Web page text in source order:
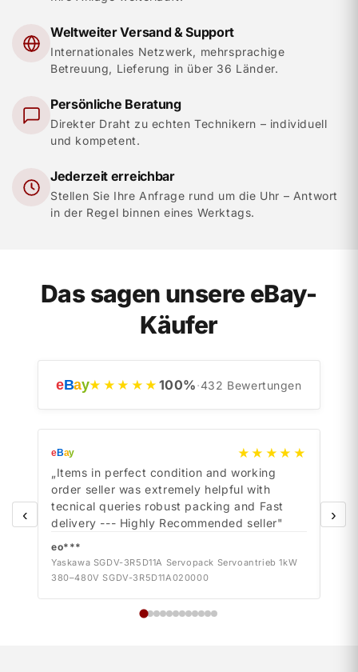
Weltweiter Versand & Support
Internationales Netzwerk, mehrsprachige
Betreuung, Lieferung in über 36 Länder.
Persönliche Beratung
Direkter Draht zu echten Technikern – individuell
und kompetent.
Jederzeit erreichbar
Stellen Sie Ihre Anfrage rund um die Uhr – Antwort
in der Regel binnen eines Werktags.
Das sagen unsere eBay-
Käufer
eBay★★★★★ 100%·432 Bewertungen
‹
eBay ★★★★★
„Items in perfect condition and working
order seller was extremely helpful with
tecnical queries robust packing and Fast
delivery --- Highly Recommended seller"
eo***
Yaskawa SGDV-3R5D11A Servopack Servoantrieb 1kW
380–480V SGDV-3R5D11A020000
›